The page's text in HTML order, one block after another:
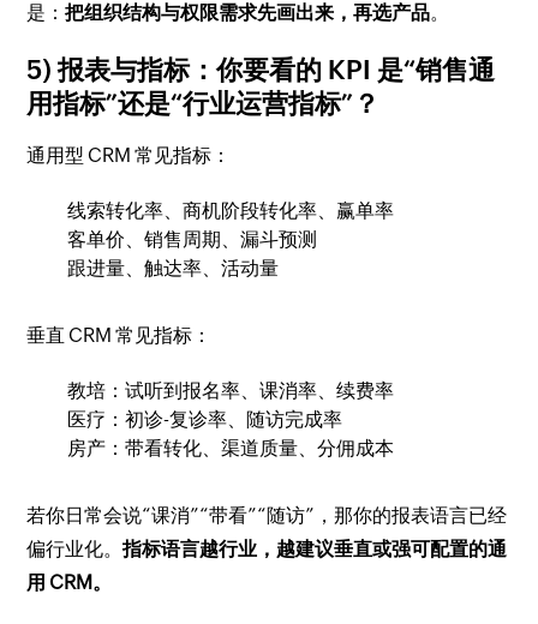
是：把组织结构与权限需求先画出来，再选产品。
5) 报表与指标：你要看的 KPI 是“销售通
用指标”还是“行业运营指标”？
通用型 CRM 常见指标：
线索转化率、商机阶段转化率、赢单率
客单价、销售周期、漏斗预测
跟进量、触达率、活动量
垂直 CRM 常见指标：
教培：试听到报名率、课消率、续费率
医疗：初诊-复诊率、随访完成率
房产：带看转化、渠道质量、分佣成本
若你日常会说“课消”“带看”“随访”，那你的报表语言已经
偏行业化。指标语言越行业，越建议垂直或强可配置的通
用 CRM。